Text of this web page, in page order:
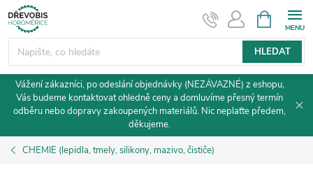
Přejít
na
obsah
HLEDAT
NÁKUPNÍ
KOŠÍK
Vážení zákazníci, po odeslání objednávky (NEZÁVAZNÉ) z eshopu,
Vás budeme kontaktovat ohledně ceny a domluvíme přesný termín
odběru nebo dopravy zakoupených materiálů. Nic neplaťte předem,
děkujeme.
CHEMIE (lepidla, tmely, silikony, mazivo, čističe)